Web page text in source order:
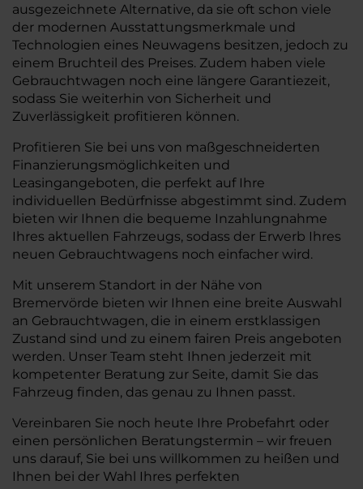
ausgezeichnete Alternative, da sie oft schon viele
der modernen Ausstattungsmerkmale und
Technologien eines Neuwagens besitzen, jedoch zu
einem Bruchteil des Preises. Zudem haben viele
Gebrauchtwagen noch eine längere Garantiezeit,
sodass Sie weiterhin von Sicherheit und
Zuverlässigkeit profitieren können.
Profitieren Sie bei uns von maßgeschneiderten
Finanzierungsmöglichkeiten und
Leasingangeboten, die perfekt auf Ihre
individuellen Bedürfnisse abgestimmt sind. Zudem
bieten wir Ihnen die bequeme Inzahlungnahme
Ihres aktuellen Fahrzeugs, sodass der Erwerb Ihres
neuen Gebrauchtwagens noch einfacher wird.
Mit unserem Standort in der Nähe von
Bremervörde bieten wir Ihnen eine breite Auswahl
an Gebrauchtwagen, die in einem erstklassigen
Zustand sind und zu einem fairen Preis angeboten
werden. Unser Team steht Ihnen jederzeit mit
kompetenter Beratung zur Seite, damit Sie das
Fahrzeug finden, das genau zu Ihnen passt.
Vereinbaren Sie noch heute Ihre Probefahrt oder
einen persönlichen Beratungstermin – wir freuen
uns darauf, Sie bei uns willkommen zu heißen und
Ihnen bei der Wahl Ihres perfekten